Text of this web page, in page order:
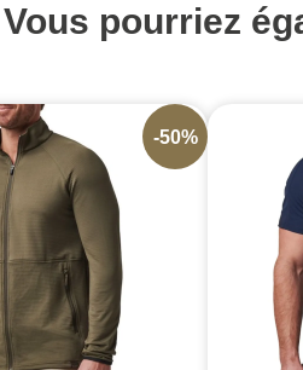
Vous pourriez
-50%